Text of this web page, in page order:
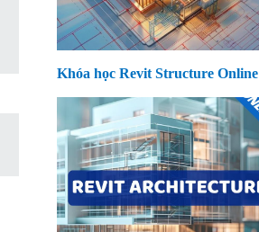
Khóa học Revit Structure Online